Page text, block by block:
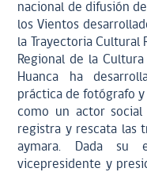
nacional de difusión
los Vientos
la Trayectoria Cultural
Regional de la
Huanca ha
práctica de fotógrafo
como un actor
registra y rescata las
aymara. Dada su
vicepresidente y